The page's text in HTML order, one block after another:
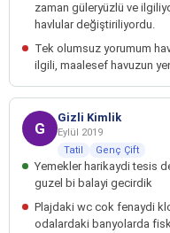
zaman güleryüzlü ve
havlular değiştiriliyordu.
Tek olumsuz yorumum
ilgili, maalesef havuzun
G
Gizli Kimlik
Eylül 2019
Tatil
Genç Çift
Yemekler harikaydi tesis
guzel bi balayi gecirdik
Plajdaki wc cok fenaydi
odalardaki banyolarda